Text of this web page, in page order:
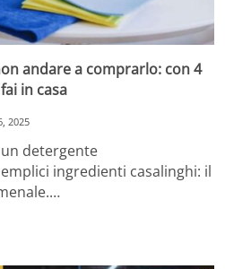
andare a comprarlo: con 4
in casa
2025
detergente
ingredienti casalinghi: il